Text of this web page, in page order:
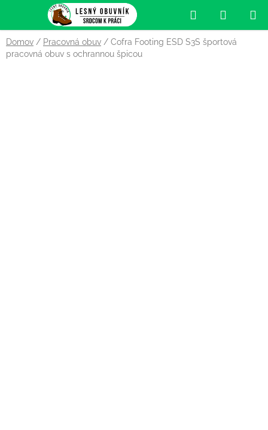
obsah
Hľadať
KOŠÍK
Domov / Pracovná obuv / Cofra Footing ESD S3S športová
pracovná obuv s ochrannou špicou